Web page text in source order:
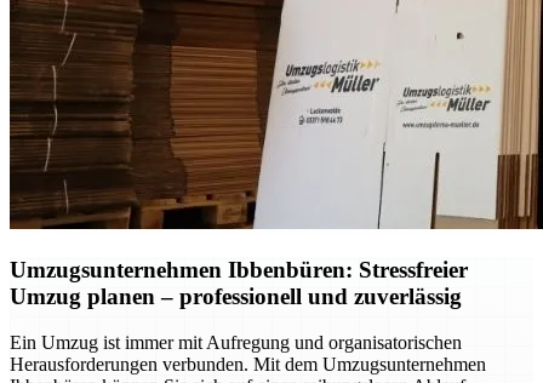
Umzugsunternehmen Ibbenbüren: Stressfreier
Umzug planen – professionell und zuverlässig
Ein Umzug ist immer mit Aufregung und organisatorischen
Herausforderungen verbunden. Mit dem Umzugsunternehmen